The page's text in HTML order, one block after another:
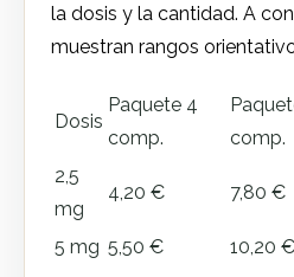
la dosis y la cantidad. A
muestran rangos
Dosis
Paquete 4
comp.
comp.
2,5
mg
4,20 € 7,80 €
5 mg 5,50 € 10,20 €